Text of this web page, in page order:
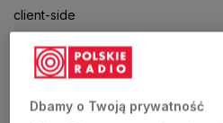
client-side
exception
hasDbamy o Twoją prywatność